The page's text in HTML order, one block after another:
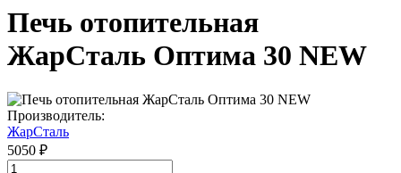
Печь отопительная
ЖарСталь Оптима 30 NEW
Производитель:
ЖарСталь
5050 ₽